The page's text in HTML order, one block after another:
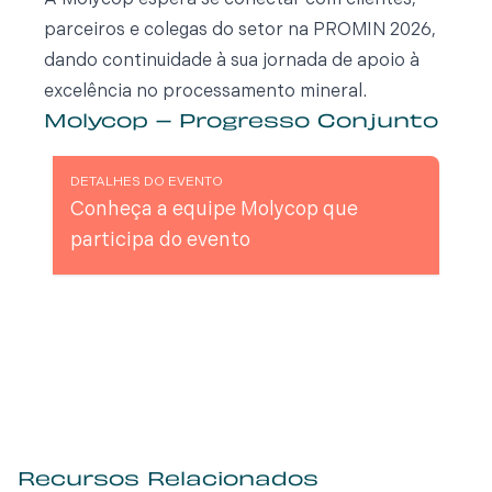
parceiros e colegas do setor na PROMIN 2026,
dando continuidade à sua jornada de apoio à
excelência no processamento mineral.
Molycop – Progresso Conjunto
DETALHES DO EVENTO
Conheça a equipe Molycop que
participa do evento
Recursos Relacionados